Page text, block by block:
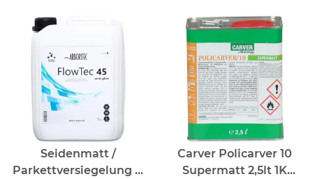
Seidenmatt /
Parkettversiegelung 5l
Carver Policarver 10
Supermatt 2,5lt 1K